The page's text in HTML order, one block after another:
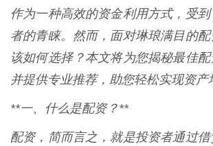
作为一种高效的资金利用方式，受
者的青睐。然而，面对琳琅满目的
该如何选择？本文将为您揭秘最佳配
并提供专业推荐，助您轻松实现资产
**一、什么是配资？**
配资，简而言之，就是投资者通过